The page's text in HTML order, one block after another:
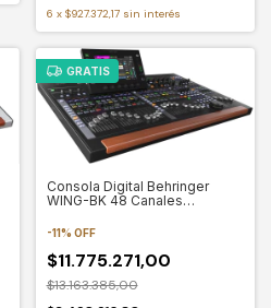
6 x $927.372,17 sin interés
GRATIS
Consola Digital Behringer
WING-BK 48 Canales
-11% OFF
$11.775.271,00
$13.163.385,00